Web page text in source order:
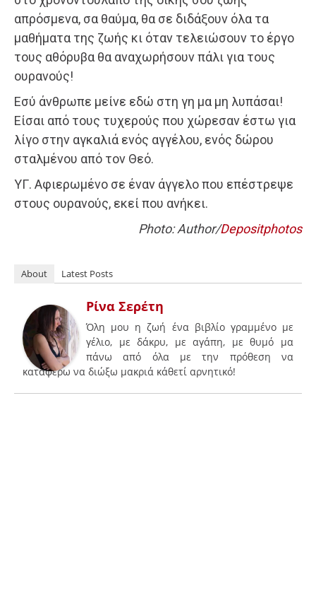
απρόσμενα, σα θαύμα, θα σε διδάξουν όλα τα
μαθήματα της ζωής κι όταν τελειώσουν το έργο
τους αθόρυβα θα αναχωρήσουν πάλι για τους
ουρανούς!
Εσύ άνθρωπε μείνε εδώ στη γη μα μη λυπάσαι!
Είσαι από τους τυχερούς που χώρεσαν έστω για
λίγο στην αγκαλιά ενός αγγέλου, ενός δώρου
σταλμένου από τον Θεό.
ΥΓ. Αφιερωμένο σε έναν άγγελο που επέστρεψε
στους ουρανούς, εκεί που ανήκει.
Photo: Author/Depositphotos
About Latest Posts
Ρίνα Σερέτη
Όλη μου η ζωή ένα βιβλίο γραμμένο με
γέλιο, με δάκρυ, με αγάπη, με θυμό μα
πάνω από όλα με την πρόθεση να
καταφέρω να διώξω μακριά κάθετί αρνητικό!